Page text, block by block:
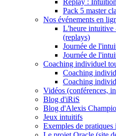
Replay :
Pack 5 master
Nos événements en
L'heure intuitive
(replays)
Journée de
Journée de
Coaching individuel
Coaching
Coaching
Vidéos (conférences,
Blog d'iRiS
Blog d'Alexis
Jeux intuitifs
Exemples de pratiques